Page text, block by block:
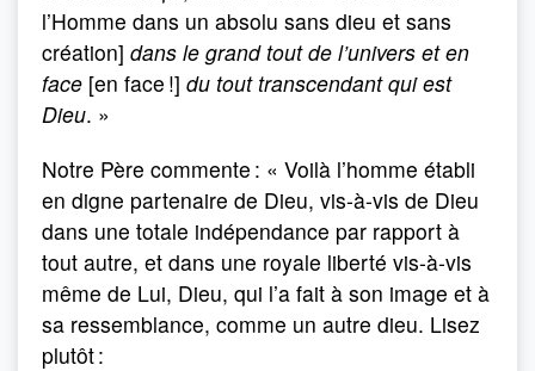
l’Homme dans un absolu sans dieu et sans
création] dans le grand tout de l’univers et en
face [en face !] du tout transcendant qui est
Dieu. »
Notre Père commente : « Voilà l’homme établi
en digne partenaire de Dieu, vis-à-vis de Dieu
dans une totale indépendance par rapport à
tout autre, et dans une royale liberté vis-à-vis
même de Lui, Dieu, qui l’a fait à son image et à
sa ressemblance, comme un autre dieu. Lisez
plutôt :